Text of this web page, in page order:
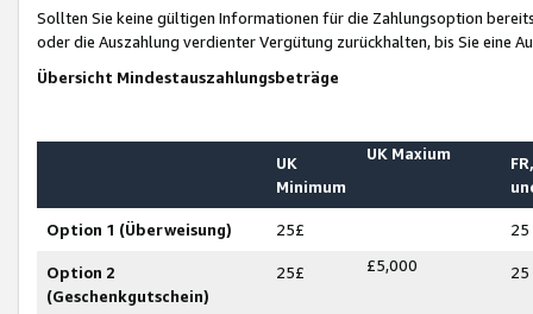
Sollten Sie keine gültigen Informationen für die Zahlungsoption
oder die Auszahlung verdienter Vergütung zurückhalten, bis Sie
Übersicht Mindestauszahlungsbeträge
UK
Minimum
UK Maxium
Option 1 (Überweisung) 25£ 25
Option 2
(Geschenkgutschein)
25£ £5,000 25